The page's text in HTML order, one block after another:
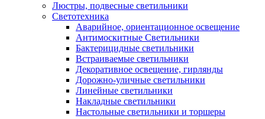
Люстры, подвесные светильники
Светотехника
Аварийное, ориентационное освещение
Антимоскитные Светильники
Бактерицидные светильники
Встраиваемые светильники
Декоративное освещение, гирлянды
Дорожно-уличные светильники
Линейные светильники
Накладные светильники
Настольные светильники и торшеры